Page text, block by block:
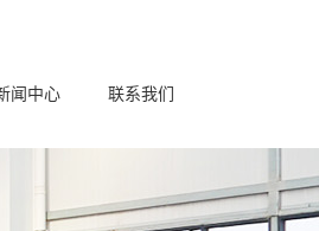
闻中心 联系我们